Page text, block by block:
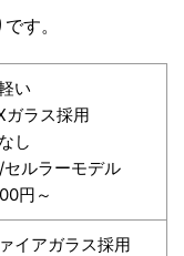
す。
い
ガラス採用
し
セルラーモデル
円～
イアガラス採用